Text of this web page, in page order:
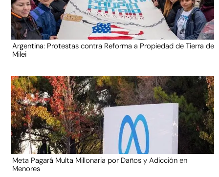
Argentina: Protestas contra Reforma a Propiedad de Tierra de
Milei
Meta Pagará Multa Millonaria por Daños y Adicción en
Menores